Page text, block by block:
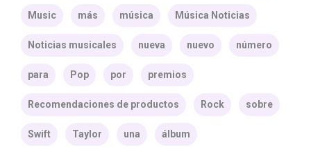
Music más música Música Noticias
Noticias musicales nueva nuevo número
para Pop por premios
Recomendaciones de productos Rock sobre
Swift Taylor una álbum